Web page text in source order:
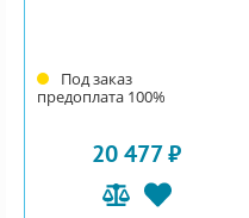
Под заказ
предоплата 100%
20 477 ₽